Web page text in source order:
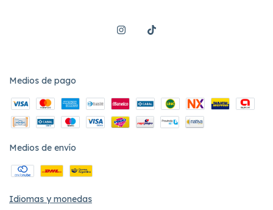
Medios de pago
Medios de envío
Idiomas y monedas